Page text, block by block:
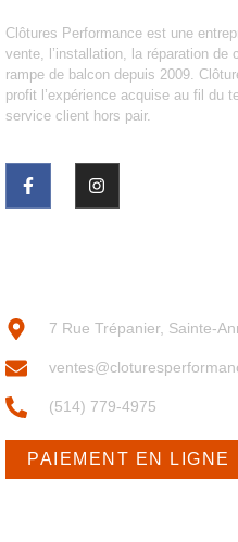
Clôtures Performance est une
vente, l’installation, la réparation
rampe de balcon depuis 2009.
profit l’expérience acquise au fil du
service client hors pair.
7 Rue Trépanier, Sainte-
(514) 779-4975
PAIEMENT EN LIGNE